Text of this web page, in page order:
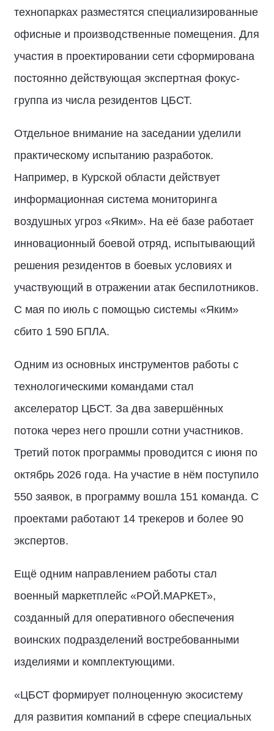
технопарках разместятся специализированные
офисные и производственные помещения. Для
участия в проектировании сети сформирована
постоянно действующая экспертная фокус-
группа из числа резидентов ЦБСТ.
Отдельное внимание на заседании уделили
практическому испытанию разработок.
Например, в Курской области действует
информационная система мониторинга
воздушных угроз «Яким». На её базе работает
инновационный боевой отряд, испытывающий
решения резидентов в боевых условиях и
участвующий в отражении атак беспилотников.
С мая по июль с помощью системы «Яким»
сбито 1 590 БПЛА.
Одним из основных инструментов работы с
технологическими командами стал
акселератор ЦБСТ. За два завершённых
потока через него прошли сотни участников.
Третий поток программы проводится с июня по
октябрь 2026 года. На участие в нём поступило
550 заявок, в программу вошла 151 команда. С
проектами работают 14 трекеров и более 90
экспертов.
Ещё одним направлением работы стал
военный маркетплейс «РОЙ.МАРКЕТ»,
созданный для оперативного обеспечения
воинских подразделений востребованными
изделиями и комплектующими.
«ЦБСТ формирует полноценную экосистему
для развития компаний в сфере специальных